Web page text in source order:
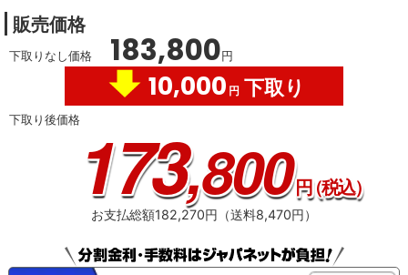
ります。これらの情報からメーカーが利用者個人を特定することはありません
。※ レグザプライバシーポリシーを同意しない設定にした場合には、それまで
にサーバーが収集した本機や本機に接続された機器に関する情報は、サーバー
から消去されます。ネットワークに接続されていない場合には、次にネットワ
ークに接続した際にサーバーから消去されます。※ メーカーが提供するネット
ワークサービスは予告なく休止、終了、または内容を変更する場合がありま
す。※ ご利用にはインターネットプロバイダーや回線事業者との契約・使用料
が別途必要です。
バイダー（インターネット接続業者）との契約が必要です。
043ACA
販売価格
下取りなし価格 183,800円
10,000 円 下取り
下取り後価格 173,800円（税込）
お支払総額182,270円（送料8,470円）